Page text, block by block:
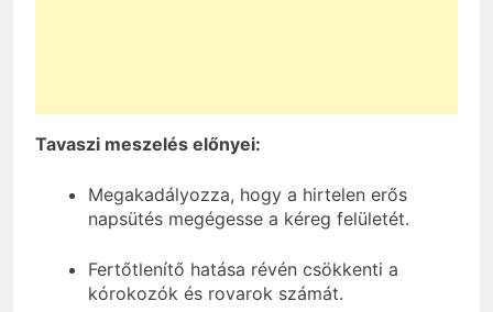
Tavaszi meszelés előnyei:
Megakadályozza, hogy a hirtelen erős
napsütés megégesse a kéreg felületét.
Fertőtlenítő hatása révén csökkenti a
kórokozók és rovarok számát.